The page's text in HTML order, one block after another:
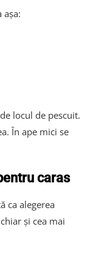
așa:
locul de pescuit.
În ape mici se
caras
ca alegerea
și cea mai